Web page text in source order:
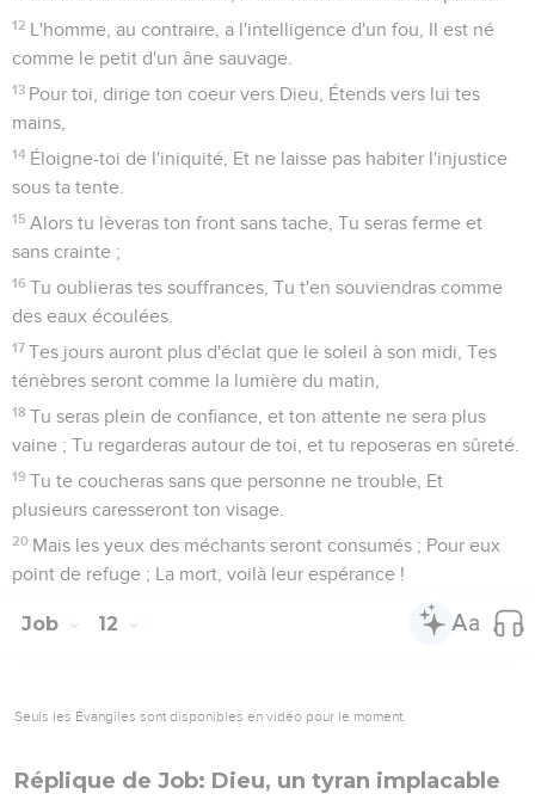
12 L'homme, au contraire, a l'intelligence d'un fou, Il est né
comme le petit d'un âne sauvage.
13 Pour toi, dirige ton coeur vers Dieu, Étends vers lui tes
mains,
14 Éloigne-toi de l'iniquité, Et ne laisse pas habiter l'injustice
sous ta tente.
15 Alors tu lèveras ton front sans tache, Tu seras ferme et
sans crainte ;
16 Tu oublieras tes souffrances, Tu t'en souviendras comme
des eaux écoulées.
17 Tes jours auront plus d'éclat que le soleil à son midi, Tes
ténèbres seront comme la lumière du matin,
18 Tu seras plein de confiance, et ton attente ne sera plus
vaine ; Tu regarderas autour de toi, et tu reposeras en sûreté.
19 Tu te coucheras sans que personne ne trouble, Et
plusieurs caresseront ton visage.
20 Mais les yeux des méchants seront consumés ; Pour eux
point de refuge ; La mort, voilà leur espérance !
Job 12
Seuls les Évangiles sont disponibles en vidéo pour le moment.
Réplique de Job: Dieu, un tyran implacable